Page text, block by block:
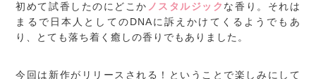
初めて試香したのにどこか ノスタルジック な香り。それは
まるで日本人としてのDNAに訴えかけてくるようでもあ
り、とても落ち着く癒しの香りでもありました。
今回は新作がリリースされる！ということで楽しみにして